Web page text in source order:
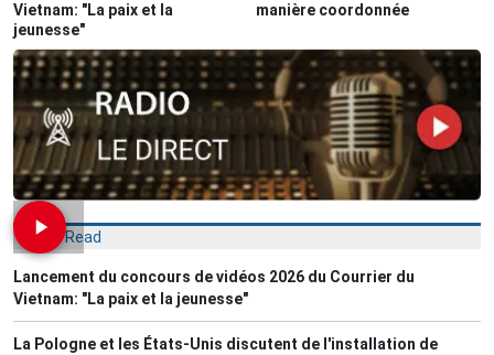
Vietnam: "La paix et la
jeunesse"
manière coordonnée
Most Read
Lancement du concours de vidéos 2026 du Courrier du
Vietnam: "La paix et la jeunesse"
La Pologne et les États-Unis discutent de l'installation de